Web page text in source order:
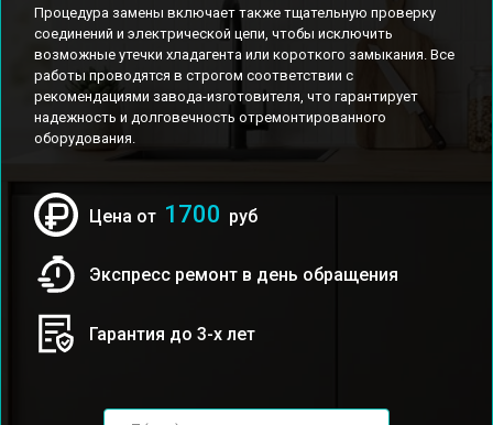
Процедура замены включает также тщательную проверку
соединений и электрической цепи, чтобы исключить
возможные утечки хладагента или короткого замыкания. Все
работы проводятся в строгом соответствии с
рекомендациями завода-изготовителя, что гарантирует
надежность и долговечность отремонтированного
оборудования.
Цена от 1700 руб
Экспресс ремонт в день обращения
Гарантия до 3-х лет